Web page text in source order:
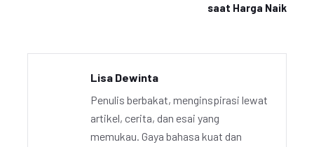
saat Harga Naik
Lisa Dewinta
Penulis berbakat, menginspirasi lewat
artikel, cerita, dan esai yang
memukau. Gaya bahasa kuat dan